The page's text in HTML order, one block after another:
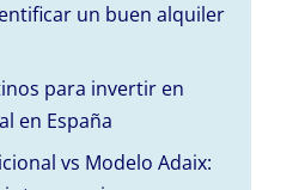
un buen alquiler
para invertir en
en España
vs Modelo Adaix: